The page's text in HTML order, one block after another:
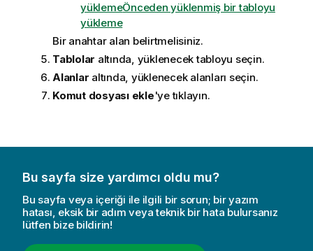
yüklemeÖnceden yüklenmiş bir tabloyu
yükleme
Bir anahtar alan belirtmelisiniz.
Tablolar altında, yüklenecek tabloyu seçin.
Alanlar altında, yüklenecek alanları seçin.
Komut dosyası ekle'ye tıklayın.
Bu sayfa size yardımcı oldu mu?
Bu sayfa veya içeriği ile ilgili bir sorun; bir yazım
hatası, eksik bir adım veya teknik bir hata bulursanız
lütfen bize bildirin!